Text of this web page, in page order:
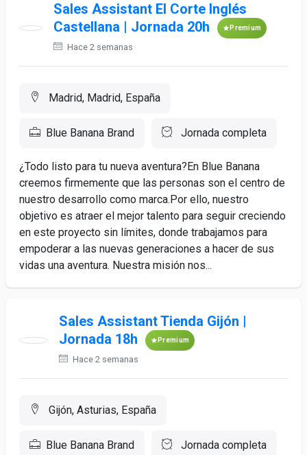
Sales Assistant El Corte Inglés
Castellana | Jornada 20h
Premium
Hace 2 semanas
Madrid, Madrid, España
Blue Banana Brand Jornada completa
¿Todo listo para tu nueva aventura?En Blue Banana
creemos firmemente que las personas son el centro de
nuestro desarrollo como marca.Por ello, nuestro
objetivo es atraer el mejor talento para seguir creciendo
en este proyecto sin límites, donde trabajamos para
empoderar a las nuevas generaciones a hacer de sus
vidas una aventura. Nuestra misión nos...
Sales Assistant Tienda Gijón |
Jornada 18h
Premium
Hace 2 semanas
Gijón, Asturias, España
Blue Banana Brand Jornada completa